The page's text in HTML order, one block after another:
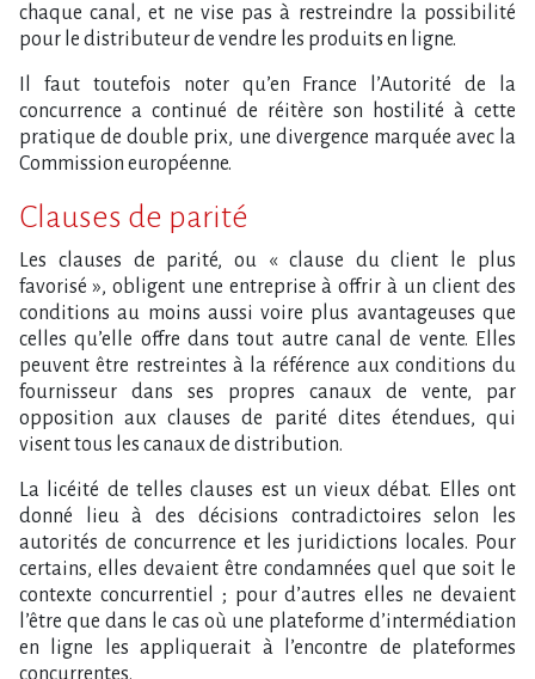
chaque canal, et ne vise pas à restreindre la possibilité
pour le distributeur de vendre les produits en ligne.
Il faut toutefois noter qu’en France l’Autorité de la
concurrence a continué de réitère son hostilité à cette
pratique de double prix, une divergence marquée avec la
Commission européenne.
Clauses de parité
Les clauses de parité, ou « clause du client le plus
favorisé », obligent une entreprise à offrir à un client des
conditions au moins aussi voire plus avantageuses que
celles qu’elle offre dans tout autre canal de vente. Elles
peuvent être restreintes à la référence aux conditions du
fournisseur dans ses propres canaux de vente, par
opposition aux clauses de parité dites étendues, qui
visent tous les canaux de distribution.
La licéité de telles clauses est un vieux débat. Elles ont
donné lieu à des décisions contradictoires selon les
autorités de concurrence et les juridictions locales. Pour
certains, elles devaient être condamnées quel que soit le
contexte concurrentiel ; pour d’autres elles ne devaient
l’être que dans le cas où une plateforme d’intermédiation
en ligne les appliquerait à l’encontre de plateformes